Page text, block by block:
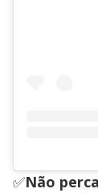
✅Não